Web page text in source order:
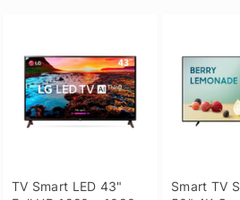
TV Smart LED 43"
Smart TV